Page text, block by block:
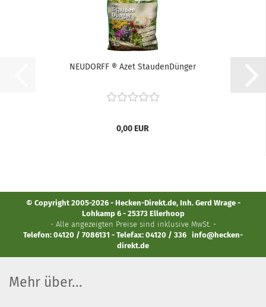
NEUDORFF ® Azet StaudenDünger
0,00 EUR
© Copyright 2005-2026 - Hecken-Direkt.de, Inh. Gerd Wrage -
Lohkamp 6 - 25373 Ellerhoop
- Alle angezeigten Preise sind inklusive MwSt. -
Telefon: 04120 / 7086131 - Telefax: 04120 / 336 info@hecken-
direkt.de
Mehr über...